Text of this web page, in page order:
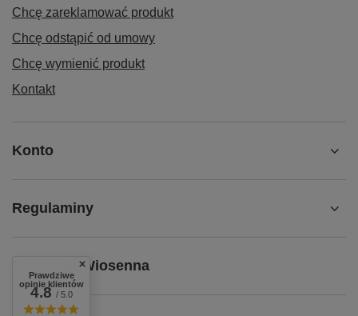
Chcę zareklamować produkt
Chcę odstąpić od umowy
Chcę wymienić produkt
Kontakt
Konto
Regulaminy
Promocja Wiosenna
Prawdziwe
opinie klientów
4.8/ 5.0